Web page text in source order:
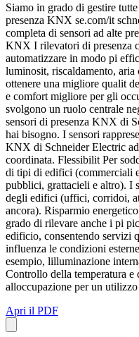
Siamo in grado di gestire
presenza KNX se.com/it
completa di sensori ad alte
KNX I rilevatori di presenza
automatizzare in modo pi
luminosit, riscaldamento,
ottenere una migliore qualit
e comfort migliore per gli
svolgono un ruolo centrale
sensori di presenza KNX di
hai bisogno. I sensori
KNX di Schneider Electric
coordinata. Flessibilit Per
di tipi di edifici (commerciali
pubblici, grattacieli e altro). I
degli edifici (uffici, corridoi,
ancora). Risparmio
grado di rilevare anche i pi
edificio, consentendo servizi
influenza le condizioni
esempio, lilluminazione
Controllo della temperatura e
alloccupazione per un
Apri il PDF